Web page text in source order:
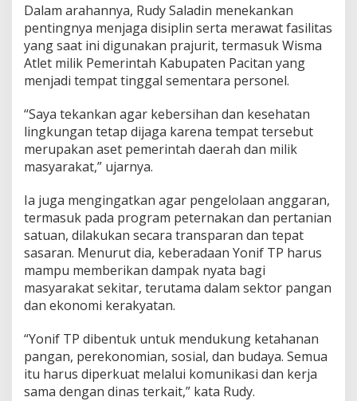
P
a
n
g
a
n
Dalam arahannya, Rudy Saladin menekankan
pentingnya menjaga disiplin serta merawat fasilitas
yang saat ini digunakan prajurit, termasuk Wisma
Atlet milik Pemerintah Kabupaten Pacitan yang
menjadi tempat tinggal sementara personel.
“Saya tekankan agar kebersihan dan kesehatan
lingkungan tetap dijaga karena tempat tersebut
merupakan aset pemerintah daerah dan milik
masyarakat,” ujarnya.
Ia juga mengingatkan agar pengelolaan anggaran,
termasuk pada program peternakan dan pertanian
satuan, dilakukan secara transparan dan tepat
sasaran. Menurut dia, keberadaan Yonif TP harus
mampu memberikan dampak nyata bagi
masyarakat sekitar, terutama dalam sektor pangan
dan ekonomi kerakyatan.
“Yonif TP dibentuk untuk mendukung ketahanan
pangan, perekonomian, sosial, dan budaya. Semua
itu harus diperkuat melalui komunikasi dan kerja
sama dengan dinas terkait,” kata Rudy.